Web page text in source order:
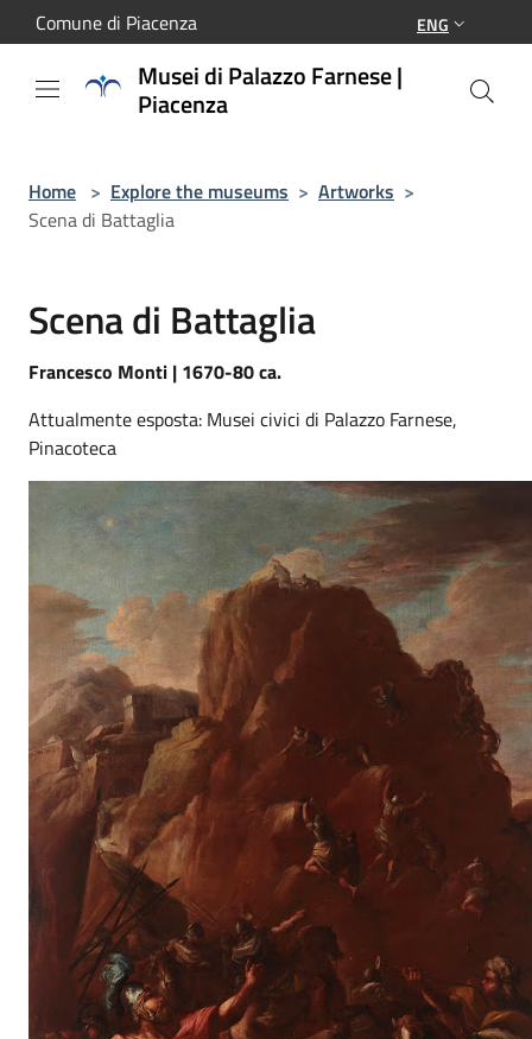
Salta al contenuto principale
Comune di Piacenza ENG
Musei di Palazzo Farnese |
Piacenza
Home > Explore the museums > Artworks >
Scena di Battaglia
Scena di Battaglia
Francesco Monti | 1670-80 ca.
Attualmente esposta: Musei civici di Palazzo Farnese,
Pinacoteca